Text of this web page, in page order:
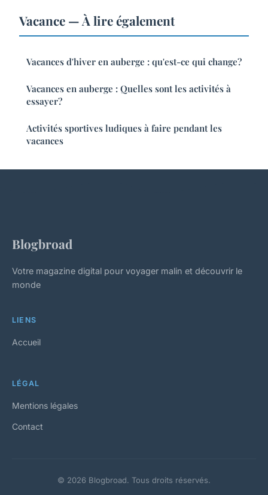
Vacance — À lire également
Vacances d'hiver en auberge : qu'est-ce qui change?
Vacances en auberge : Quelles sont les activités à
essayer?
Activités sportives ludiques à faire pendant les
vacances
Blogbroad
Votre magazine digital pour voyager malin et découvrir le
monde
LIENS
Accueil
LÉGAL
Mentions légales
Contact
© 2026 Blogbroad. Tous droits réservés.